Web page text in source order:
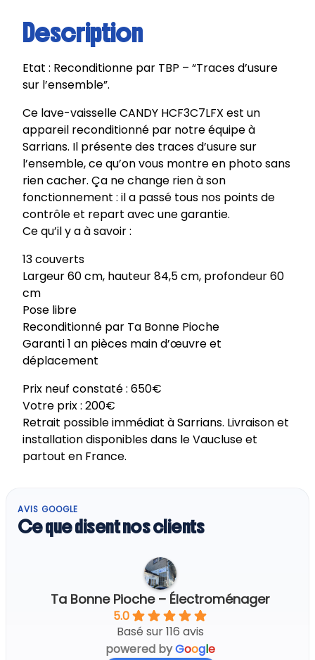
Description
Etat : Reconditionne par TBP – “Traces d’usure
sur l’ensemble”.
Ce lave-vaisselle CANDY HCF3C7LFX est un
appareil reconditionné par notre équipe à
Sarrians. Il présente des traces d’usure sur
l’ensemble, ce qu’on vous montre en photo sans
rien cacher. Ça ne change rien à son
fonctionnement : il a passé tous nos points de
contrôle et repart avec une garantie.
Ce qu’il y a à savoir :
13 couverts
Largeur 60 cm, hauteur 84,5 cm, profondeur 60
cm
Pose libre
Reconditionné par Ta Bonne Pioche
Garanti 1 an pièces main d’œuvre et
déplacement
Prix neuf constaté : 650€
Votre prix : 200€
Retrait possible immédiat à Sarrians. Livraison et
installation disponibles dans le Vaucluse et
partout en France.
AVIS GOOGLE
Ce que disent nos clients
Ta Bonne Pioche – Électroménager
5.0
Basé sur 116 avis
powered byGoogle